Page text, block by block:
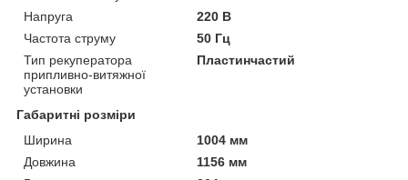
Напруга
220 В
Частота струму
50 Гц
Тип рекуператора
припливно-витяжної
установки
Пластинчастий
Габаритні розміри
Ширина
1004 мм
Довжина
1156 мм